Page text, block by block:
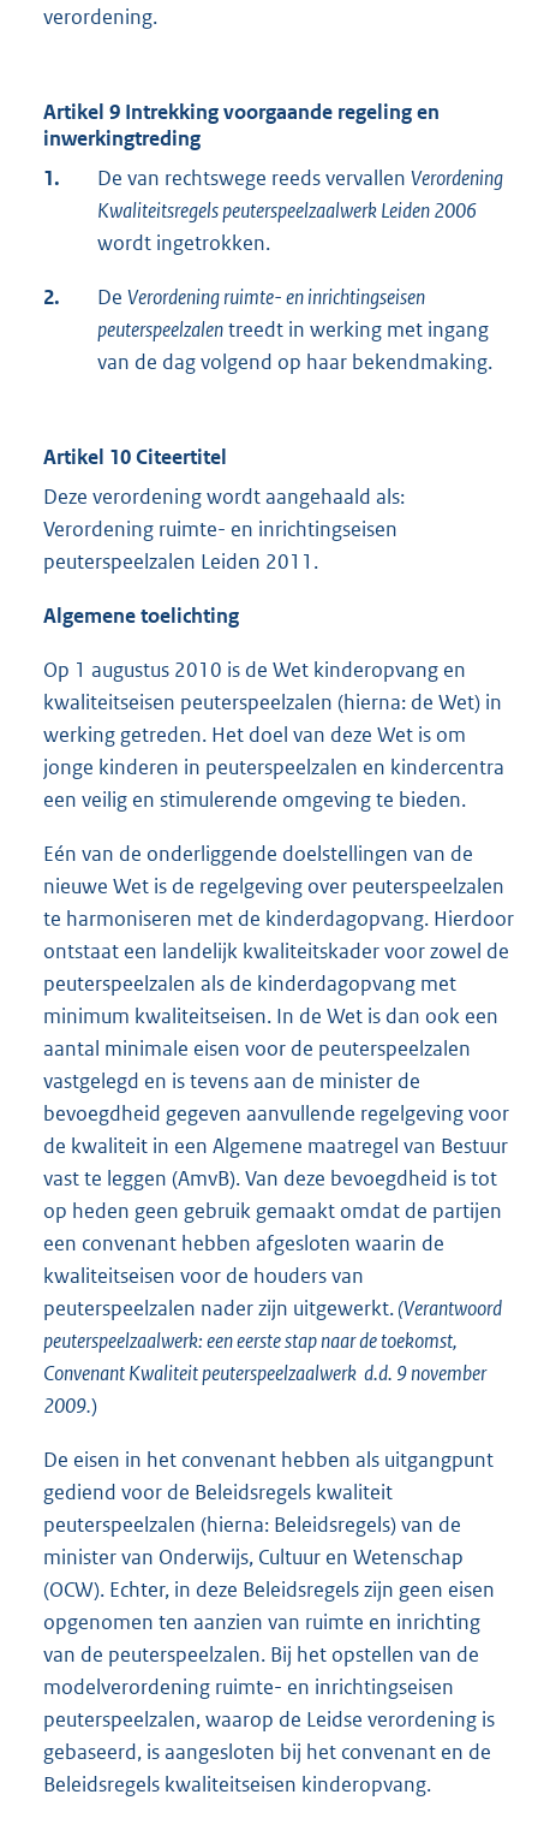
verordening.
Artikel 9 Intrekking voorgaande regeling en
inwerkingtreding
1.
De van rechtswege reeds vervallen Verordening
Kwaliteitsregels peuterspeelzaalwerk Leiden 2006
wordt ingetrokken.
2. De Verordening ruimte- en inrichtingseisen
peuterspeelzalentreedt in werking met ingang
van de dag volgend op haar bekendmaking.
Artikel 10 Citeertitel
Deze verordening wordt aangehaald als:
Verordening ruimte- en inrichtingseisen
peuterspeelzalen Leiden 2011.
Algemene toelichting
Op 1 augustus 2010 is de Wet kinderopvang en
kwaliteitseisen peuterspeelzalen (hierna: de Wet) in
werking getreden. Het doel van deze Wet is om
jonge kinderen in peuterspeelzalen en kindercentra
een veilig en stimulerende omgeving te bieden.
Eén van de onderliggende doelstellingen van de
nieuwe Wet is de regelgeving over peuterspeelzalen
te harmoniseren met de kinderdagopvang. Hierdoor
ontstaat een landelijk kwaliteitskader voor zowel de
peuterspeelzalen als de kinderdagopvang met
minimum kwaliteitseisen. In de Wet is dan ook een
aantal minimale eisen voor de peuterspeelzalen
vastgelegd en is tevens aan de minister de
bevoegdheid gegeven aanvullende regelgeving voor
de kwaliteit in een Algemene maatregel van Bestuur
vast te leggen (AmvB). Van deze bevoegdheid is tot
op heden geen gebruik gemaakt omdat de partijen
een convenant hebben afgesloten waarin de
kwaliteitseisen voor de houders van
peuterspeelzalen nader zijn uitgewerkt.(Verantwoord
peuterspeelzaalwerk: een eerste stap naar de toekomst,
Convenant Kwaliteit peuterspeelzaalwerk d.d. 9 november
2009.)
De eisen in het convenant hebben als uitgangpunt
gediend voor de Beleidsregels kwaliteit
peuterspeelzalen (hierna: Beleidsregels) van de
minister van Onderwijs, Cultuur en Wetenschap
(OCW). Echter, in deze Beleidsregels zijn geen eisen
opgenomen ten aanzien van ruimte en inrichting
van de peuterspeelzalen. Bij het opstellen van de
modelverordening ruimte- en inrichtingseisen
peuterspeelzalen, waarop de Leidse verordening is
gebaseerd, is aangesloten bij het convenant en de
Beleidsregels kwaliteitseisen kinderopvang.